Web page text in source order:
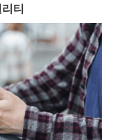
티